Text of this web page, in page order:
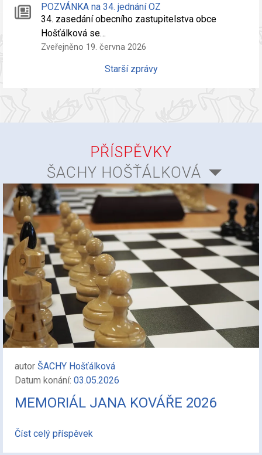
POZVÁNKA na 34. jednání OZ
34. zasedání obecního zastupitelstva obce
Hošťálková se…
Zveřejněno 19. června 2026
Starší zprávy
PŘÍSPĚVKY
ŠACHY HOŠŤÁLKOVÁ
autor ŠACHY Hošťálková
Datum konání: 03.05.2026
MEMORIÁL JANA KOVÁŘE 2026
Číst celý příspěvek